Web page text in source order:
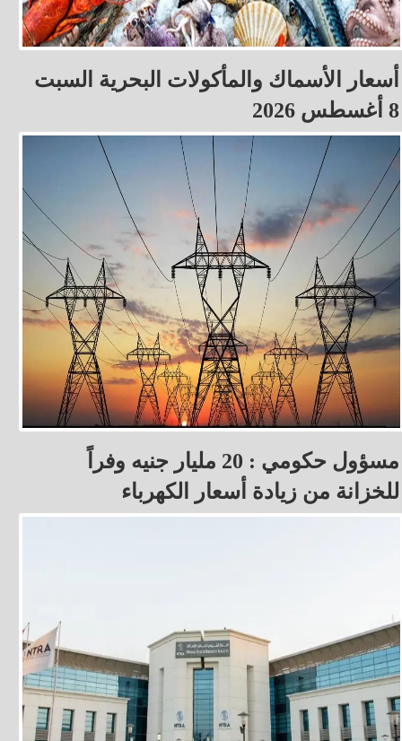
أسعار الأسماك والمأكولات البحرية السبت
8 أغسطس 2026
مسؤول حكومي : 20 مليار جنيه وفراً
للخزانة من زيادة أسعار الكهرباء